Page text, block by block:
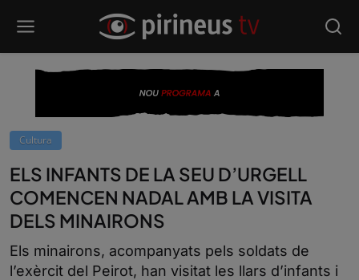
Cultura
ELS INFANTS DE LA SEU D’URGELL
COMENCEN NADAL AMB LA VISITA
DELS MINAIRONS
Els minairons, acompanyats pels soldats de
l’exèrcit del Peirot, han visitat les llars d’infants i